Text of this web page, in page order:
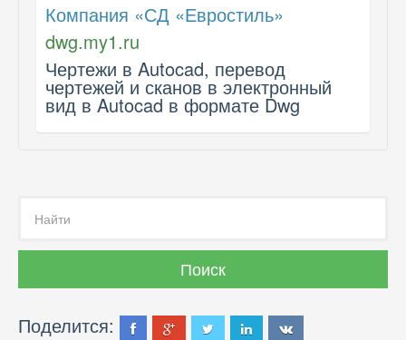
Компания «СД «Евростиль»
dwg.my1.ru
Чертежи в Autocad, перевод
чертежей и сканов в электронный
вид в Autocad в формате Dwg
Поделится: